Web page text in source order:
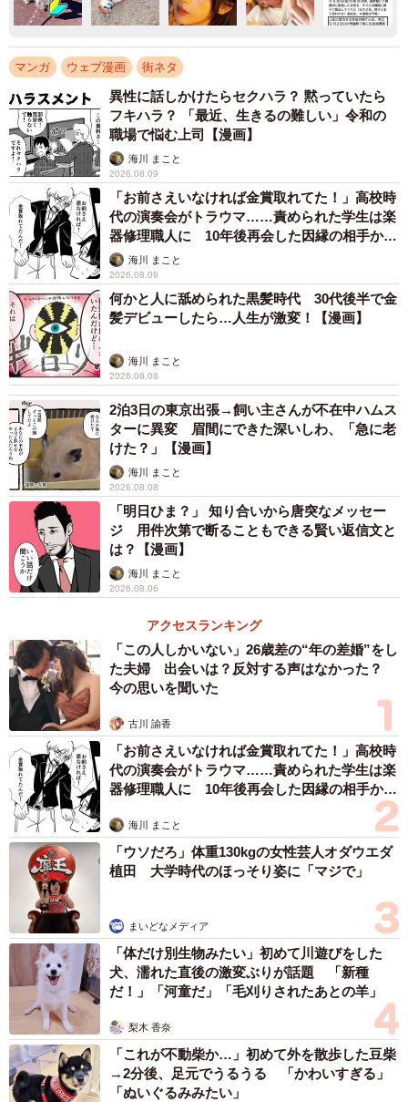
マンガ ウェブ漫画 街ネタ
異性に話しかけたらセクハラ？ 黙っていたら
フキハラ？ 「最近、生きるの難しい」令和の
職場で悩む上司【漫画】
海川 まこと
2026.08.09
「お前さえいなければ金賞取れてた！」高校時
代の演奏会がトラウマ……責められた学生は楽
器修理職人に 10年後再会した因縁の相手から
思わぬ申し出【漫画】
海川 まこと
2026.08.09
何かと人に舐められた黒髪時代 30代後半で金
髪デビューしたら…人生が激変！【漫画】
海川 まこと
2026.08.08
2泊3日の東京出張→飼い主さんが不在中ハムス
ターに異変 眉間にできた深いしわ、「急に老
けた？」【漫画】
海川 まこと
2026.08.08
「明日ひま？」 知り合いから唐突なメッセー
ジ 用件次第で断ることもできる賢い返信文と
は？【漫画】
海川 まこと
2026.08.06
アクセスランキング
「この人しかいない」26歳差の“年の差婚”をし
た夫婦 出会いは？反対する声はなかった？
今の思いを聞いた
古川 諭香
「お前さえいなければ金賞取れてた！」高校時
代の演奏会がトラウマ……責められた学生は楽
器修理職人に 10年後再会した因縁の相手から
海川 まこと
「ウソだろ」体重130kgの女性芸人オダウエダ
植田 大学時代のほっそり姿に「マジで」
まいどなメディア
「体だけ別生物みたい」初めて川遊びをした
犬、濡れた直後の激変ぶりが話題 「新種
だ！」「河童だ」「毛刈りされたあとの羊」
梨木 香奈
「これが不動柴か…」初めて外を散歩した豆柴
→2分後、足元でうるうる 「かわいすぎる」
「ぬいぐるみみたい」